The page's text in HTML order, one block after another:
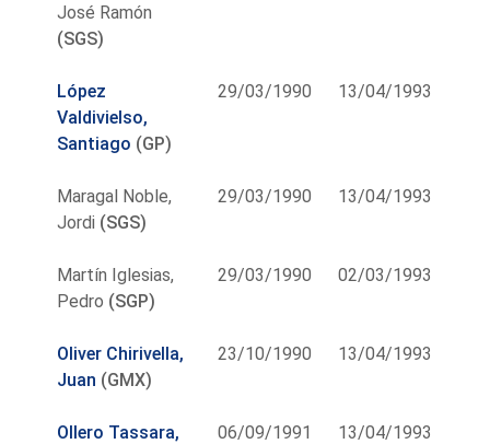
José Ramón
(SGS)
López
Valdivielso,
Santiago (GP)
29/03/1990 13/04/1993
Maragal Noble,
Jordi (SGS)
29/03/1990 13/04/1993
Martín Iglesias,
Pedro (SGP)
29/03/1990 02/03/1993
Oliver Chirivella,
Juan (GMX)
23/10/1990 13/04/1993
Ollero Tassara,
06/09/1991 13/04/1993